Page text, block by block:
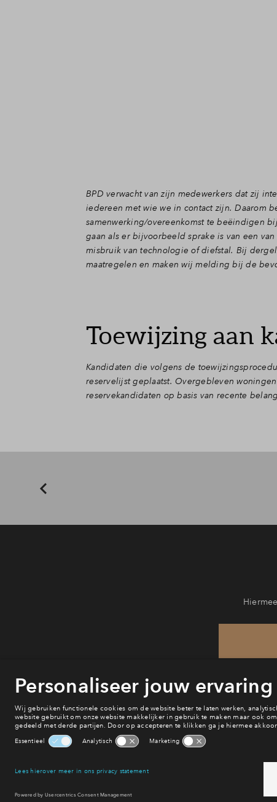
BPD verwacht van zijn medewerkers dat zij
iedereen met wie we in contact zijn. Daarom
samenwerking/overeenkomst te beëindigen
gaan als er bijvoorbeeld sprake is van een
misbruik van technologie of diefstal. Bij
maatregelen en maken wij melding bij de
Toewijzing aan
Kandidaten die volgens de
reservelijst geplaatst. Overgebleven
reservekandidaten op basis van recente